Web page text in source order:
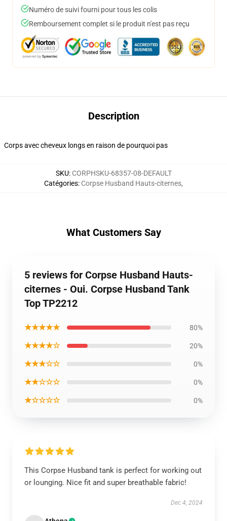
Numéro de suivi fourni pour tous les colis
Remboursement complet si le produit n'est pas reçu
Description
Corps avec cheveux longs en raison de pourquoi pas
SKU: CORPHSKU-68357-08-DEFAULT
Catégories: Corpse Husband Hauts-citernes,
What Customers Say
5 reviews for Corpse Husband Hauts-
citernes - Oui. Corpse Husband Tank
Top TP2212
★★★★★ 80%
★★★★☆ 20%
★★★☆☆ 0%
★★☆☆☆ 0%
★☆☆☆☆ 0%
This Corpse Husband tank is perfect for working out
or lounging. Nice fit and super breathable fabric!
Dec 4, 2024